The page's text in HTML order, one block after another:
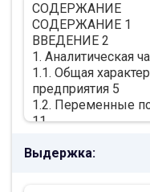
СОДЕРЖАНИЕ
СОДЕРЖАНИЕ 1
ВВЕДЕНИЕ 2
1. Аналитическая
1.1. Общая
предприятия 5
1.2. Переменные
11
финансовые
Выдержка: